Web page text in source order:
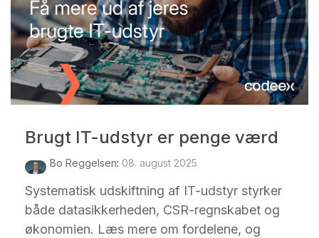
Brugt IT-udstyr er penge værd
Bo Reggelsen: 08. august 2025
Systematisk udskiftning af IT-udstyr styrker
både datasikkerheden, CSR-regnskabet og
økonomien. Læs mere om fordelene, og